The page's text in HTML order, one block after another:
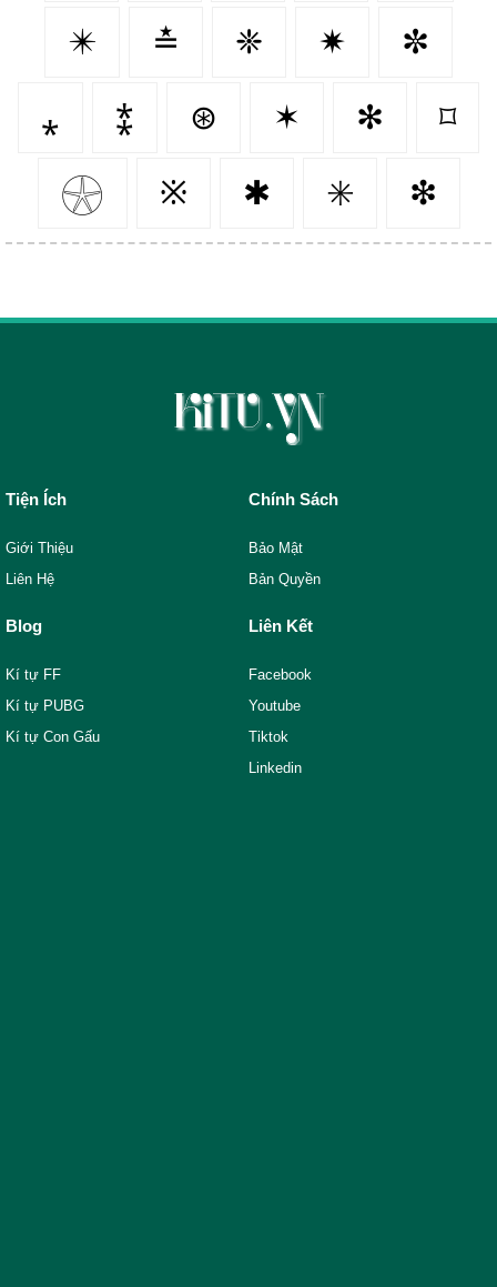
✴️ ≛ ❈ ✷ ✼
⁎ ⁑ ⊛ ✶ ✻ ⌑
𓇽 ※ ✱ ✳️ ❇
Tiện Ích
Giới Thiệu
Liên Hệ
Chính Sách
Bảo Mật
Bản Quyền
Blog
Kí tự FF
Kí tự PUBG
Kí tự Con Gấu
Liên Kết
Facebook
Youtube
Tiktok
Linkedin